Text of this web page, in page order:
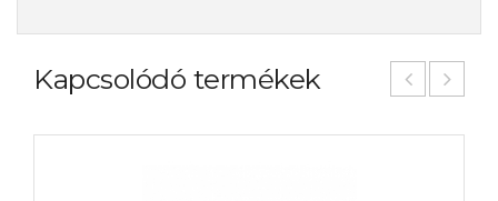
Kapcsolódó termékek